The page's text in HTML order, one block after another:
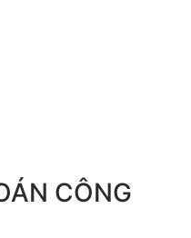
CÔNG